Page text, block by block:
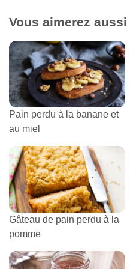
Vous aimerez aussi
Pain perdu à la banane et
au miel
Gâteau de pain perdu à la
pomme